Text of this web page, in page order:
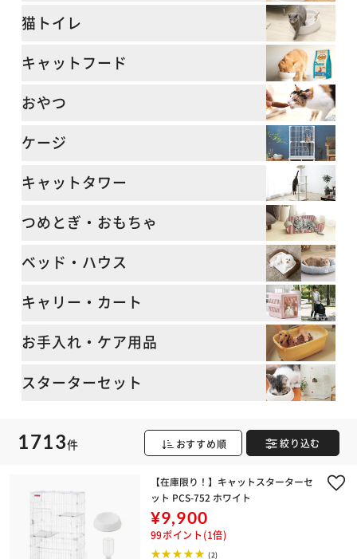
猫トイレ
キャットフード
おやつ
ケージ
キャットタワー
つめとぎ・おもちゃ
ベッド・ハウス
キャリー・カート
お手入れ・ケア用品
スターターセット
1713件 おすすめ順 絞り込む
【在庫限り！】キャットスターターセ
ット PCS-752 ホワイト
¥9,900
99ポイント(1倍)
(2)